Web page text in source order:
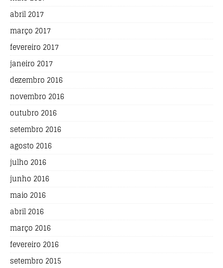
abril 2017
março 2017
fevereiro 2017
janeiro 2017
dezembro 2016
novembro 2016
outubro 2016
setembro 2016
agosto 2016
julho 2016
junho 2016
maio 2016
abril 2016
março 2016
fevereiro 2016
setembro 2015